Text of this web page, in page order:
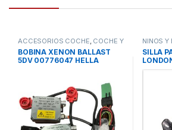
ACCESORIOS COCHE, COCHE Y
MOTO , TODOS
BOBINA XENON BALLAST
5DV 00776047 HELLA
NIÑOS Y
SILLA